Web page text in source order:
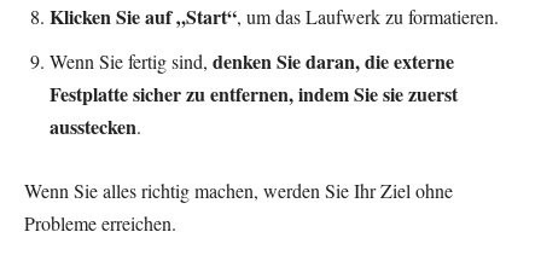
Klicken Sie auf „Start“, um das Laufwerk zu formatieren.
Wenn Sie fertig sind, denken Sie daran, die externe
Festplatte sicher zu entfernen, indem Sie sie zuerst
ausstecken.
Wenn Sie alles richtig machen, werden Sie Ihr Ziel ohne
Probleme erreichen.